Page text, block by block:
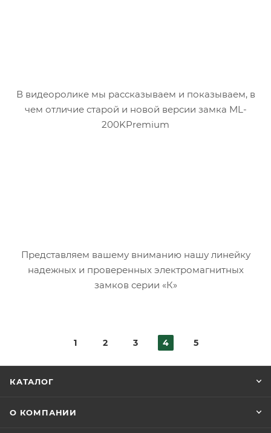
В видеоролике мы рассказываем и показываем, в
чем отличие старой и новой версии замка ML-
200KPremium
Представляем вашему вниманию нашу линейку
надежных и проверенных электромагнитных
замков серии «К»
1 2 3 4 5
КАТАЛОГ
О КОМПАНИИ